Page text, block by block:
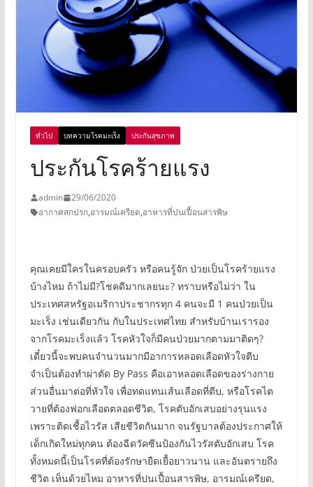
ทั่วไป บทความโรคมะเร็ง ประกันสุขภาพ
ประกันโรคร้ายแรง
admin
29/06/2020
อากาศสกปรก,อารมณ์เครียด,อาหารที่ปนเปื้อนสารพิษ
คุณเคยมีใครในครอบครัว หรือคนรู้จัก ป่วยเป็นโรคร้ายแรง
บ้างไหม ถ้าไม่มี?โชคดีมากเลยนะ? ทราบหรือไม่ว่า ใน
ประเทศสหรัฐอเมริกาประชากรทุก 4 คนจะมี 1 คนป่วยเป็น
มะเร็ง เช่นเดียวกัน กับในประเทศไทย สำหรับบ้านเรารอง
จากโรคมะเร็งแล้ว โรคหัวใจก็มีคนป่วยมากตามมาติดๆ?
เดี๋ยวนี้จะพบคนจำนวนมากมีอาการหลอดเลือดหัวใจตีบ
จำเป็นต้องทำผ่าตัด By Pass คือเอาหลอดเลือดของร่างกาย
ส่วนอื่นมาต่อที่หัวใจ เพื่อทดแทนเส้นเลือดที่ตีบ, หรือโรคไต
วายที่ต้องฟอกเลือดตลอดชีวิต, โรคตับอักเสบอย่างรุนแรง
เพราะติดเชื้อไวรัส เสียชีวิตกันมาก จนรัฐบาลต้องประกาศให้
เด็กเกิดใหม่ทุกคน ต้องฉีดวัคซีนป้องกันไวรัสตับอักเสบ โรค
ทั้งหมดนี้เป็นโรคที่ต้องรักษายืดเยื้อยาวนาน และอันตรายถึง
ชีวิต เห็นด้วยไหม อาหารที่ปนเปื้อนสารพิษ, อารมณ์เครียด,